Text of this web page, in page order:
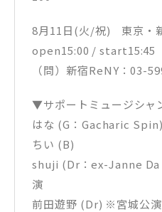
8月11日(火/祝) 東京・
open15:00 / start15:45
（問）新宿ReNY：03-
▼サポートミュージシャ
はな (G：Gacharic Spin)
ちい (B)
shuji (Dr：ex-Janne
演
前田遊野 (Dr) ※宮城公演